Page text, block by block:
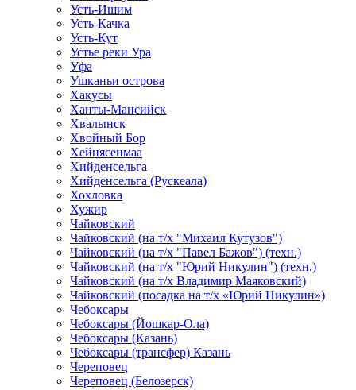
Усть-Ишим
Усть-Качка
Усть-Кут
Устье реки Ура
Уфа
Ушканьи острова
Хакусы
Ханты-Мансийск
Хвалынск
Хвойный Бор
Хейнясенмаа
Хийденсельга
Хийденсельга (Рускеала)
Хохловка
Хужир
Чайковский
Чайковский (на т/х "Михаил Кутузов")
Чайковский (на т/х "Павел Бажов") (техн.)
Чайковский (на т/х "Юрий Никулин") (техн.)
Чайковский (на т/х Владимир Маяковский)
Чайковский (посадка на т/х «Юрий Никулин»)
Чебоксары
Чебоксары (Йошкар-Ола)
Чебоксары (Казань)
Чебоксары (трансфер) Казань
Череповец
Череповец (Белозерск)